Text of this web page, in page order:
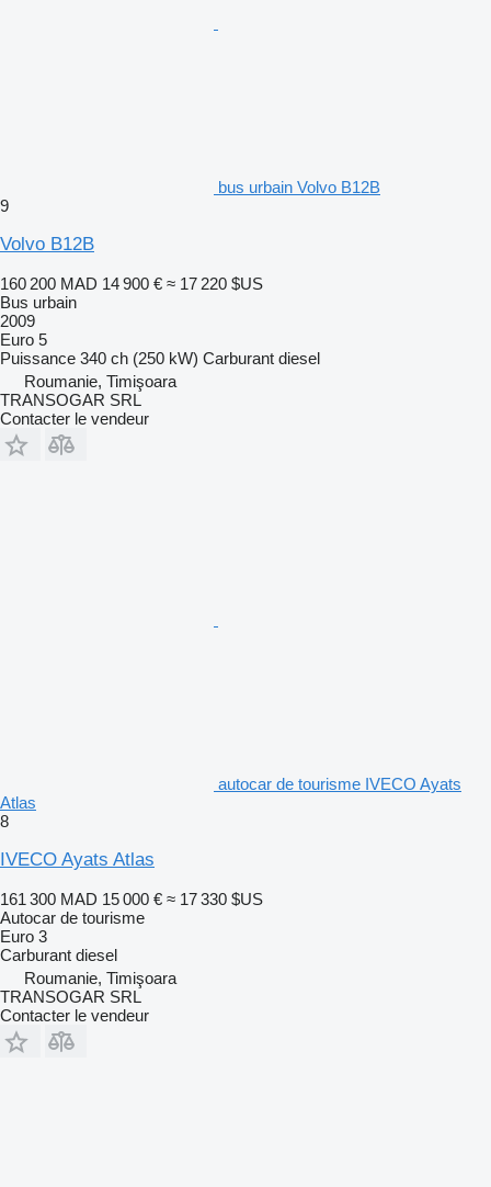
bus urbain Volvo B12B
9
Volvo B12B
160 200 MAD 14 900 € ≈ 17 220 $US
Bus urbain
2009
Euro 5
Puissance 340 ch (250 kW) Carburant diesel
Roumanie, Timişoara
TRANSOGAR SRL
Contacter le vendeur
autocar de tourisme IVECO Ayats
Atlas
8
IVECO Ayats Atlas
161 300 MAD 15 000 € ≈ 17 330 $US
Autocar de tourisme
Euro 3
Carburant diesel
Roumanie, Timişoara
TRANSOGAR SRL
Contacter le vendeur